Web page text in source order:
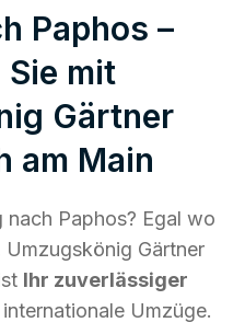
Paphos –
mit
Gärtner
am Main
nach Paphos? Egal wo
Gärtner
Ihr zuverlässiger
Umzüge.